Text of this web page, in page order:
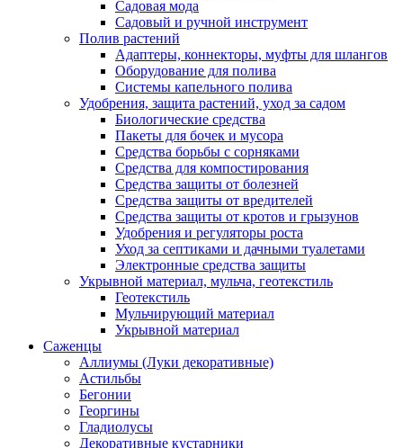
Садовая мода
Садовый и ручной инструмент
Полив растений
Адаптеры, коннекторы, муфты для шлангов
Оборудование для полива
Системы капельного полива
Удобрения, защита растений, уход за садом
Биологические средства
Пакеты для бочек и мусора
Средства борьбы с сорняками
Средства для компостирования
Средства защиты от болезней
Средства защиты от вредителей
Средства защиты от кротов и грызунов
Удобрения и регуляторы роста
Уход за септиками и дачными туалетами
Электронные средства защиты
Укрывной материал, мульча, геотекстиль
Геотекстиль
Мульчирующий материал
Укрывной материал
Саженцы
Аллиумы (Луки декоративные)
Астильбы
Бегонии
Георгины
Гладиолусы
Декоративные кустарники